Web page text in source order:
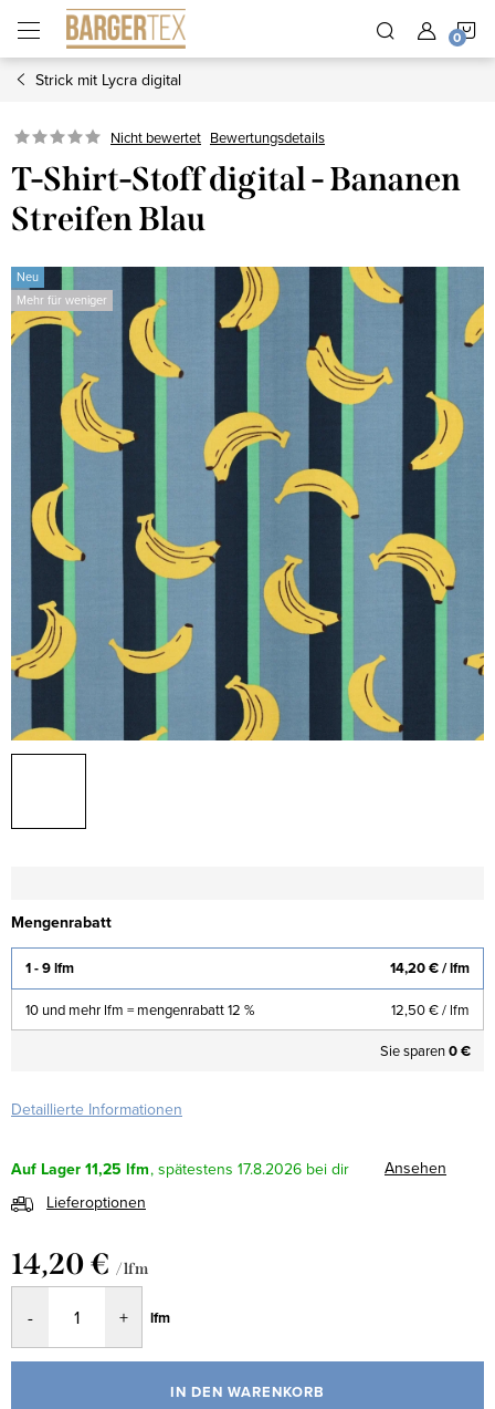
Inhalt
springen
Strick mit Lycra digital
Nicht bewertet Bewertungsdetails
T-Shirt-Stoff digital - Bananen
Streifen Blau
Neu
Mehr für weniger
Mengenrabatt
1 - 9 lfm 14,20 €/ lfm
10 und mehr lfm = mengenrabatt 12 % 12,50 €/ lfm
Sie sparen0 €
Detaillierte Informationen
Auf Lager11,25 lfm 17.8.2026
Ansehen
Lieferoptionen
14,20 € / lfm
lfm
IN DEN WARENKORB